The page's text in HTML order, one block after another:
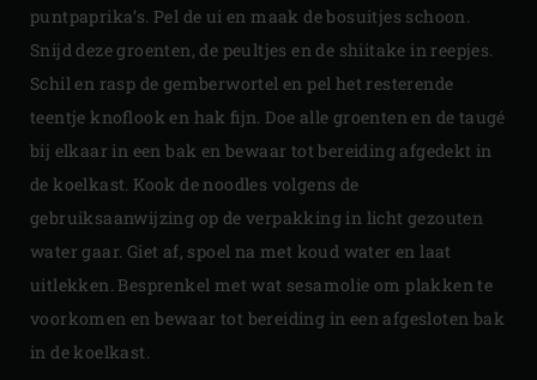
puntpaprika’s. Pel de ui en maak de bosuitjes schoon.
Snijd deze groenten, de peultjes en de shiitake in reepjes.
Schil en rasp de gemberwortel en pel het resterende
teentje knoflook en hak fijn. Doe alle groenten en de taugé
bij elkaar in een bak en bewaar tot bereiding afgedekt in
de koelkast. Kook de noodles volgens de
gebruiksaanwijzing op de verpakking in licht gezouten
water gaar. Giet af, spoel na met koud water en laat
uitlekken. Besprenkel met wat sesamolie om plakken te
voorkomen en bewaar tot bereiding in een afgesloten bak
in de koelkast.